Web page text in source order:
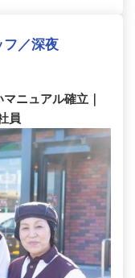
フ／深夜
ニュアル確立｜
員